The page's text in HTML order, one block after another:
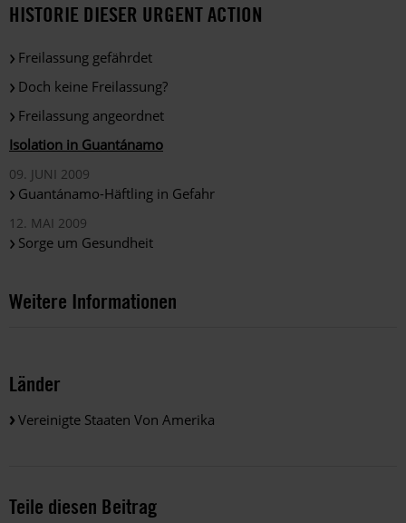
HISTORIE DIESER URGENT ACTION
Freilassung gefährdet
Doch keine Freilassung?
Freilassung angeordnet
Isolation in Guantánamo
09. JUNI 2009
Guantánamo-Häftling in Gefahr
12. MAI 2009
Sorge um Gesundheit
Weitere Informationen
Länder
Vereinigte Staaten Von Amerika
Teile diesen Beitrag